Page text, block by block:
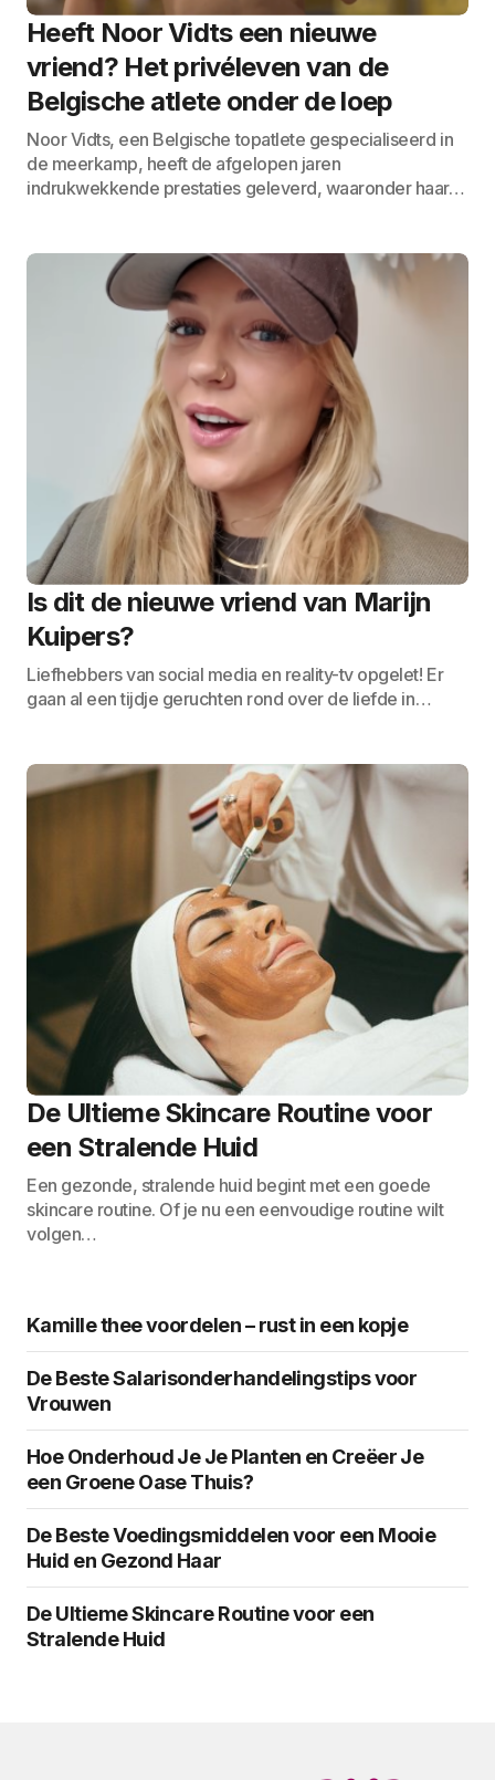
Heeft Noor Vidts een nieuwe
vriend? Het privéleven van de
Belgische atlete onder de loep
Noor Vidts, een Belgische topatlete gespecialiseerd in
de meerkamp, heeft de afgelopen jaren
indrukwekkende prestaties geleverd, waaronder haar…
Is dit de nieuwe vriend van Marijn
Kuipers?
Liefhebbers van social media en reality-tv opgelet! Er
gaan al een tijdje geruchten rond over de liefde in…
De Ultieme Skincare Routine voor
een Stralende Huid
Een gezonde, stralende huid begint met een goede
skincare routine. Of je nu een eenvoudige routine wilt
volgen…
Kamille thee voordelen – rust in een kopje
De Beste Salarisonderhandelingstips voor
Vrouwen
Hoe Onderhoud Je Je Planten en Creëer Je
een Groene Oase Thuis?
De Beste Voedingsmiddelen voor een Mooie
Huid en Gezond Haar
De Ultieme Skincare Routine voor een
Stralende Huid